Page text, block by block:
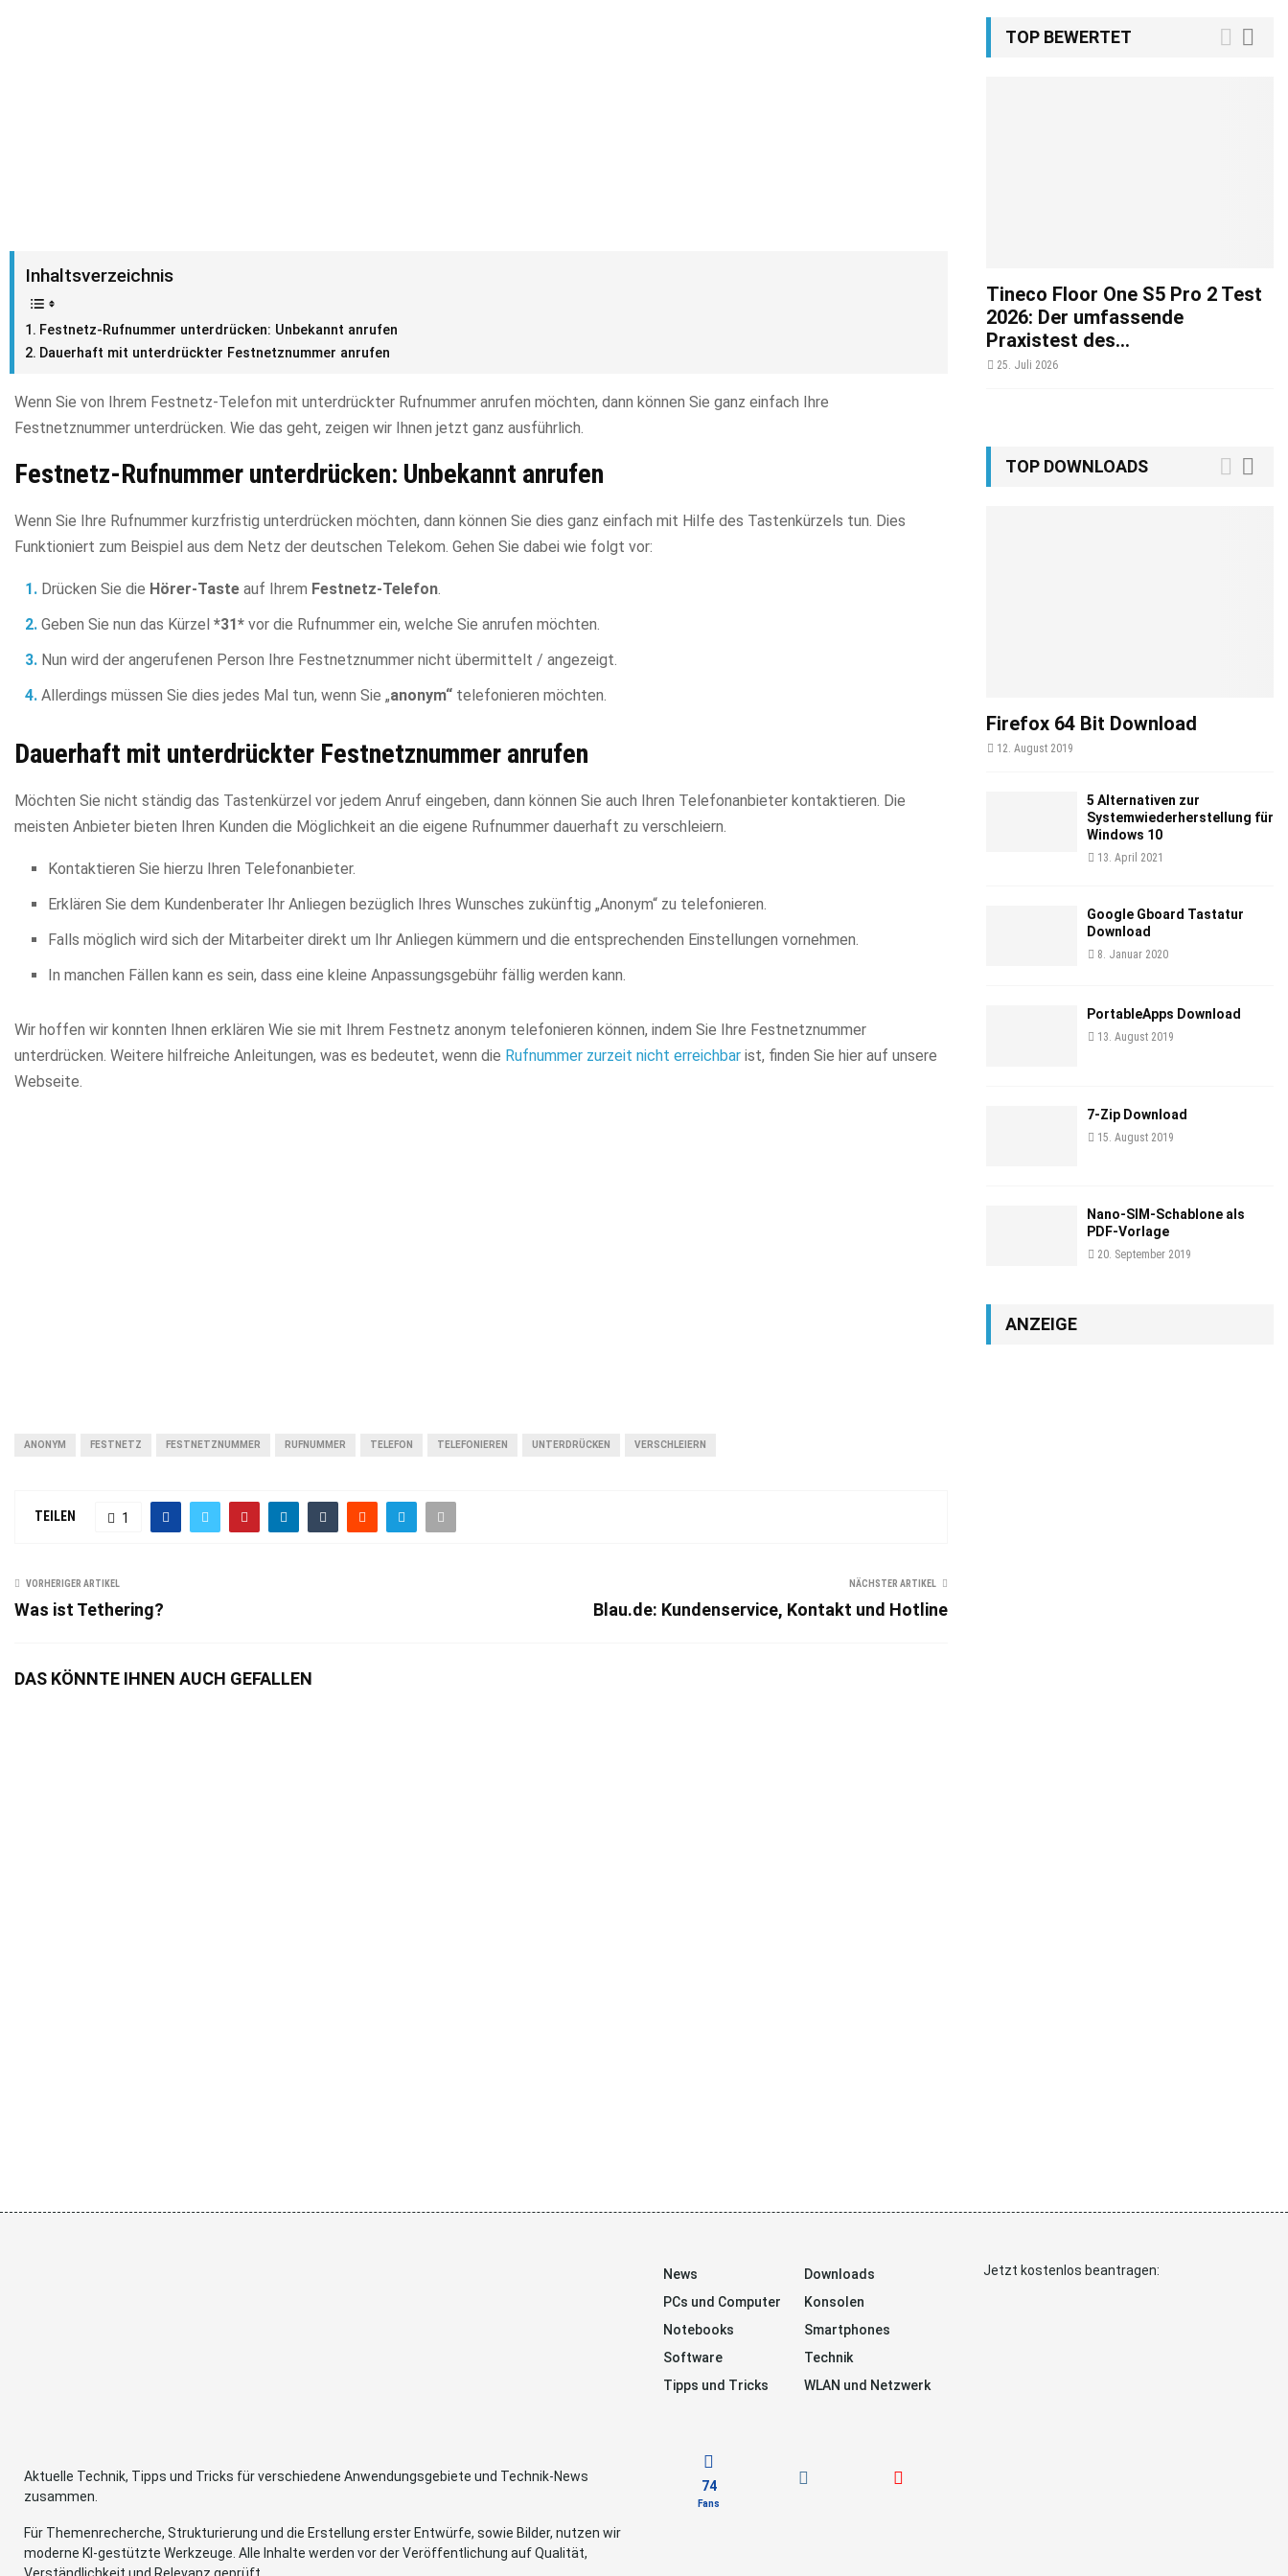
Inhaltsverzeichnis
Festnetz-Rufnummer unterdrücken: Unbekannt anrufen
Dauerhaft mit unterdrückter Festnetznummer anrufen
Wenn Sie von Ihrem Festnetz-Telefon mit unterdrückter Rufnummer anrufen möchten, dann können Sie ganz einfach Ihre
Festnetznummer unterdrücken. Wie das geht, zeigen wir Ihnen jetzt ganz ausführlich.
Festnetz-Rufnummer unterdrücken: Unbekannt anrufen
Wenn Sie Ihre Rufnummer kurzfristig unterdrücken möchten, dann können Sie dies ganz einfach mit Hilfe des Tastenkürzels tun. Dies
Funktioniert zum Beispiel aus dem Netz der deutschen Telekom. Gehen Sie dabei wie folgt vor:
Drücken Sie die Hörer-Taste auf Ihrem Festnetz-Telefon.
Geben Sie nun das Kürzel *31* vor die Rufnummer ein, welche Sie anrufen möchten.
Nun wird der angerufenen Person Ihre Festnetznummer nicht übermittelt / angezeigt.
Allerdings müssen Sie dies jedes Mal tun, wenn Sie „anonym“ telefonieren möchten.
Dauerhaft mit unterdrückter Festnetznummer anrufen
Möchten Sie nicht ständig das Tastenkürzel vor jedem Anruf eingeben, dann können Sie auch Ihren Telefonanbieter kontaktieren. Die
meisten Anbieter bieten Ihren Kunden die Möglichkeit an die eigene Rufnummer dauerhaft zu verschleiern.
Kontaktieren Sie hierzu Ihren Telefonanbieter.
Erklären Sie dem Kundenberater Ihr Anliegen bezüglich Ihres Wunsches zukünftig „Anonym“ zu telefonieren.
Falls möglich wird sich der Mitarbeiter direkt um Ihr Anliegen kümmern und die entsprechenden Einstellungen vornehmen.
In manchen Fällen kann es sein, dass eine kleine Anpassungsgebühr fällig werden kann.
Wir hoffen wir konnten Ihnen erklären Wie sie mit Ihrem Festnetz anonym telefonieren können, indem Sie Ihre Festnetznummer
unterdrücken. Weitere hilfreiche Anleitungen, was es bedeutet, wenn die Rufnummer zurzeit nicht erreichbar ist, finden Sie hier auf unsere
Webseite.
ANONYM FESTNETZ FESTNETZNUMMER RUFNUMMER TELEFON TELEFONIEREN UNTERDRÜCKEN VERSCHLEIERN
TEILEN 1
VORHERIGER ARTIKEL
Was ist Tethering?
NÄCHSTER ARTIKEL
Blau.de: Kundenservice, Kontakt und Hotline
DAS KÖNNTE IHNEN AUCH GEFALLEN
TOP BEWERTET
Tineco Floor One S5 Pro 2 Test
2026: Der umfassende
Praxistest des...
25. Juli 2026
TOP DOWNLOADS
Firefox 64 Bit Download
12. August 2019
5 Alternativen zur
Systemwiederherstellung für
Windows 10
13. April 2021
Google Gboard Tastatur
Download
8. Januar 2020
PortableApps Download
13. August 2019
7-Zip Download
15. August 2019
Nano-SIM-Schablone als
PDF-Vorlage
20. September 2019
ANZEIGE
Aktuelle Technik, Tipps und Tricks für verschiedene Anwendungsgebiete und Technik-News
zusammen.
Für Themenrecherche, Strukturierung und die Erstellung erster Entwürfe, sowie Bilder, nutzen wir
moderne KI-gestützte Werkzeuge. Alle Inhalte werden vor der Veröffentlichung auf Qualität,
News
Downloads
PCs und Computer
Konsolen
Notebooks
Smartphones
Software
Technik
Tipps und Tricks
WLAN und Netzwerk
74
Fans
Jetzt kostenlos beantragen: